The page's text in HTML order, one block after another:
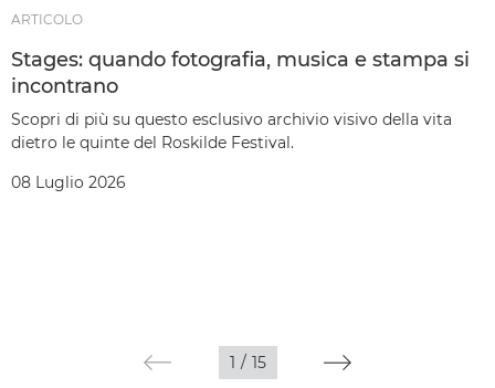
ARTICOLO
Stages: quando fotografia, musica e stampa si
incontrano
Scopri di più su questo esclusivo archivio visivo della vita
dietro le quinte del Roskilde Festival.
08 Luglio 2026
1 / 15